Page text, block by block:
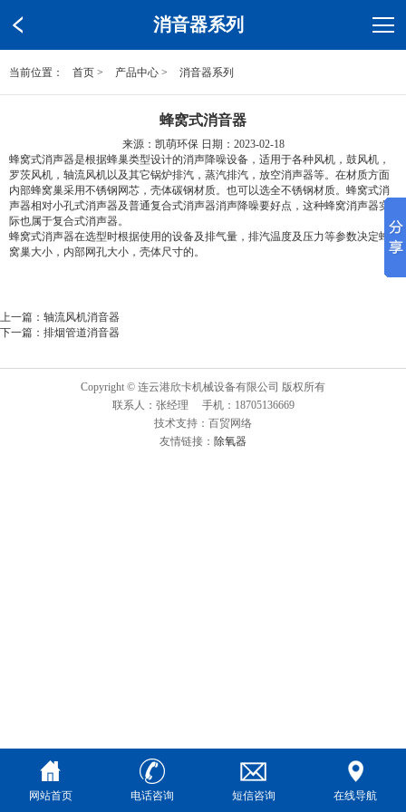
消音器系列
当前位置： 首页 > 产品中心 > 消音器系列
蜂窝式消音器
来源：凯萌环保 日期：2023-02-18
蜂窝式消声器是根据蜂巢类型设计的消声降噪设备，适用于各种风机，鼓风机，
罗茨风机，轴流风机以及其它锅炉排汽，蒸汽排汽，放空消声器等。在材质方面
内部蜂窝巢采用不锈钢网芯，壳体碳钢材质。也可以选全不锈钢材质。蜂窝式消
声器相对小孔式消声器及普通复合式消声器消声降噪要好点，这种蜂窝消声器实
际也属于复合式消声器。
蜂窝式消声器在选型时根据使用的设备及排气量，排汽温度及压力等参数决定蜂
窝巢大小，内部网孔大小，壳体尺寸的。
上一篇： 轴流风机消音器
下一篇： 排烟管道消音器
Copyright © 连云港欣卡机械设备有限公司 版权所有
联系人：张经理 手机：18705136669
技术支持：百贸网络
友情链接： 除氧器
网站首页 电话咨询 短信咨询 在线导航